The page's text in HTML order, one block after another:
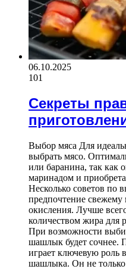
06.10.2025
101
Секреты
Выбор мяса Для
выбрать мясо.
или баранина, так как
маринадом и
Несколько советов по
предпочтение
окисления. Лучше
количеством жира для
При возможности
шашлык будет сочнее.
играет ключевую роль
шашлыка. Он не